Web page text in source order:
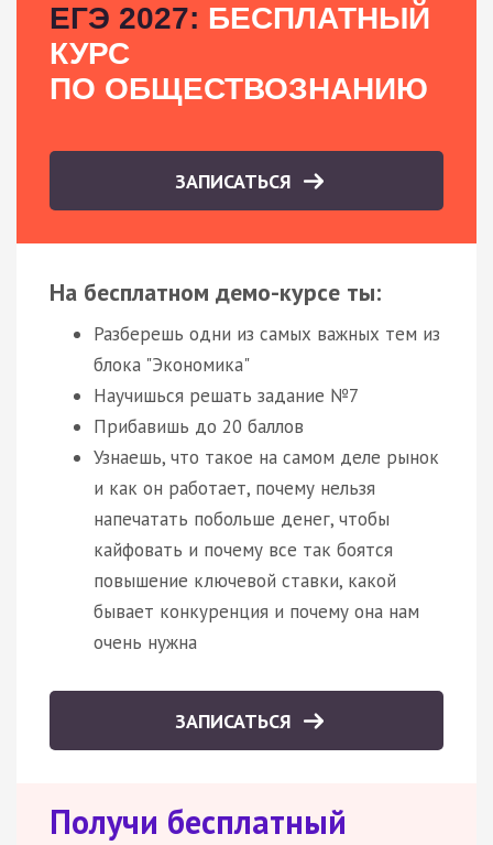
ЕГЭ 2027: БЕСПЛАТНЫЙ
КУРС
ПО ОБЩЕСТВОЗНАНИЮ
ЗАПИСАТЬСЯ
На бесплатном демо-курсе ты:
Разберешь одни из самых важных тем из
блока "Экономика"
Научишься решать задание №7
Прибавишь до 20 баллов
Узнаешь, что такое на самом деле рынок
и как он работает, почему нельзя
напечатать побольше денег, чтобы
кайфовать и почему все так боятся
повышение ключевой ставки, какой
бывает конкуренция и почему она нам
очень нужна
ЗАПИСАТЬСЯ
Получи бесплатный